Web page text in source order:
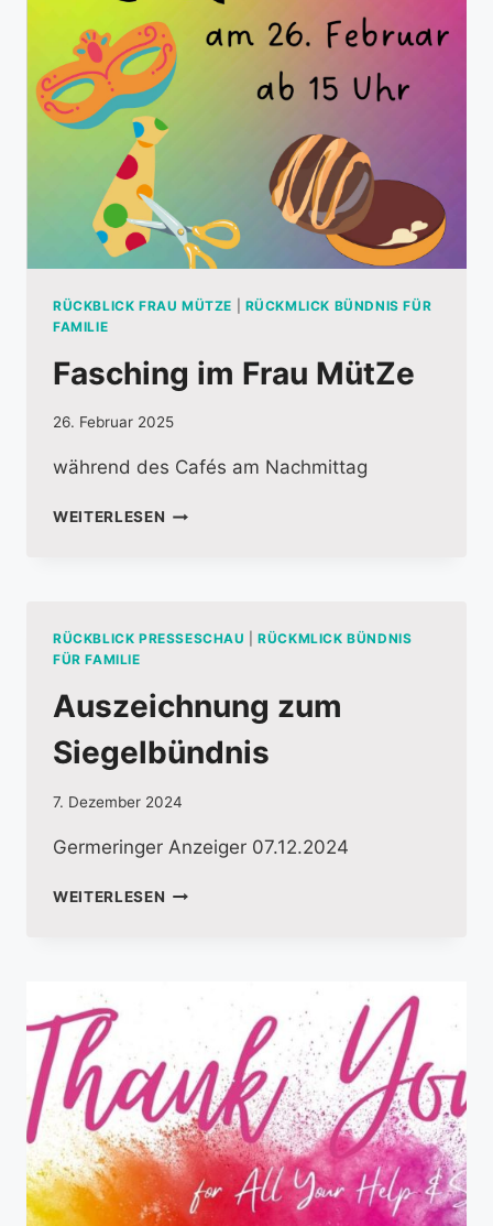
RÜCKBLICK FRAU MÜTZE
RÜCKMLICK BÜNDNIS FÜR
FAMILIE
Fasching im Frau MütZe
26. Februar 2025
während des Cafés am Nachmittag
WEITERLESEN FASCHING
RÜCKBLICK PRESSESCHAU |RÜCKMLICK BÜNDNIS
FÜR FAMILIE
Auszeichnung zum
Siegelbündnis
7. Dezember 2024
Germeringer Anzeiger 07.12.2024
WEITERLESEN AUSZEICHNUNG